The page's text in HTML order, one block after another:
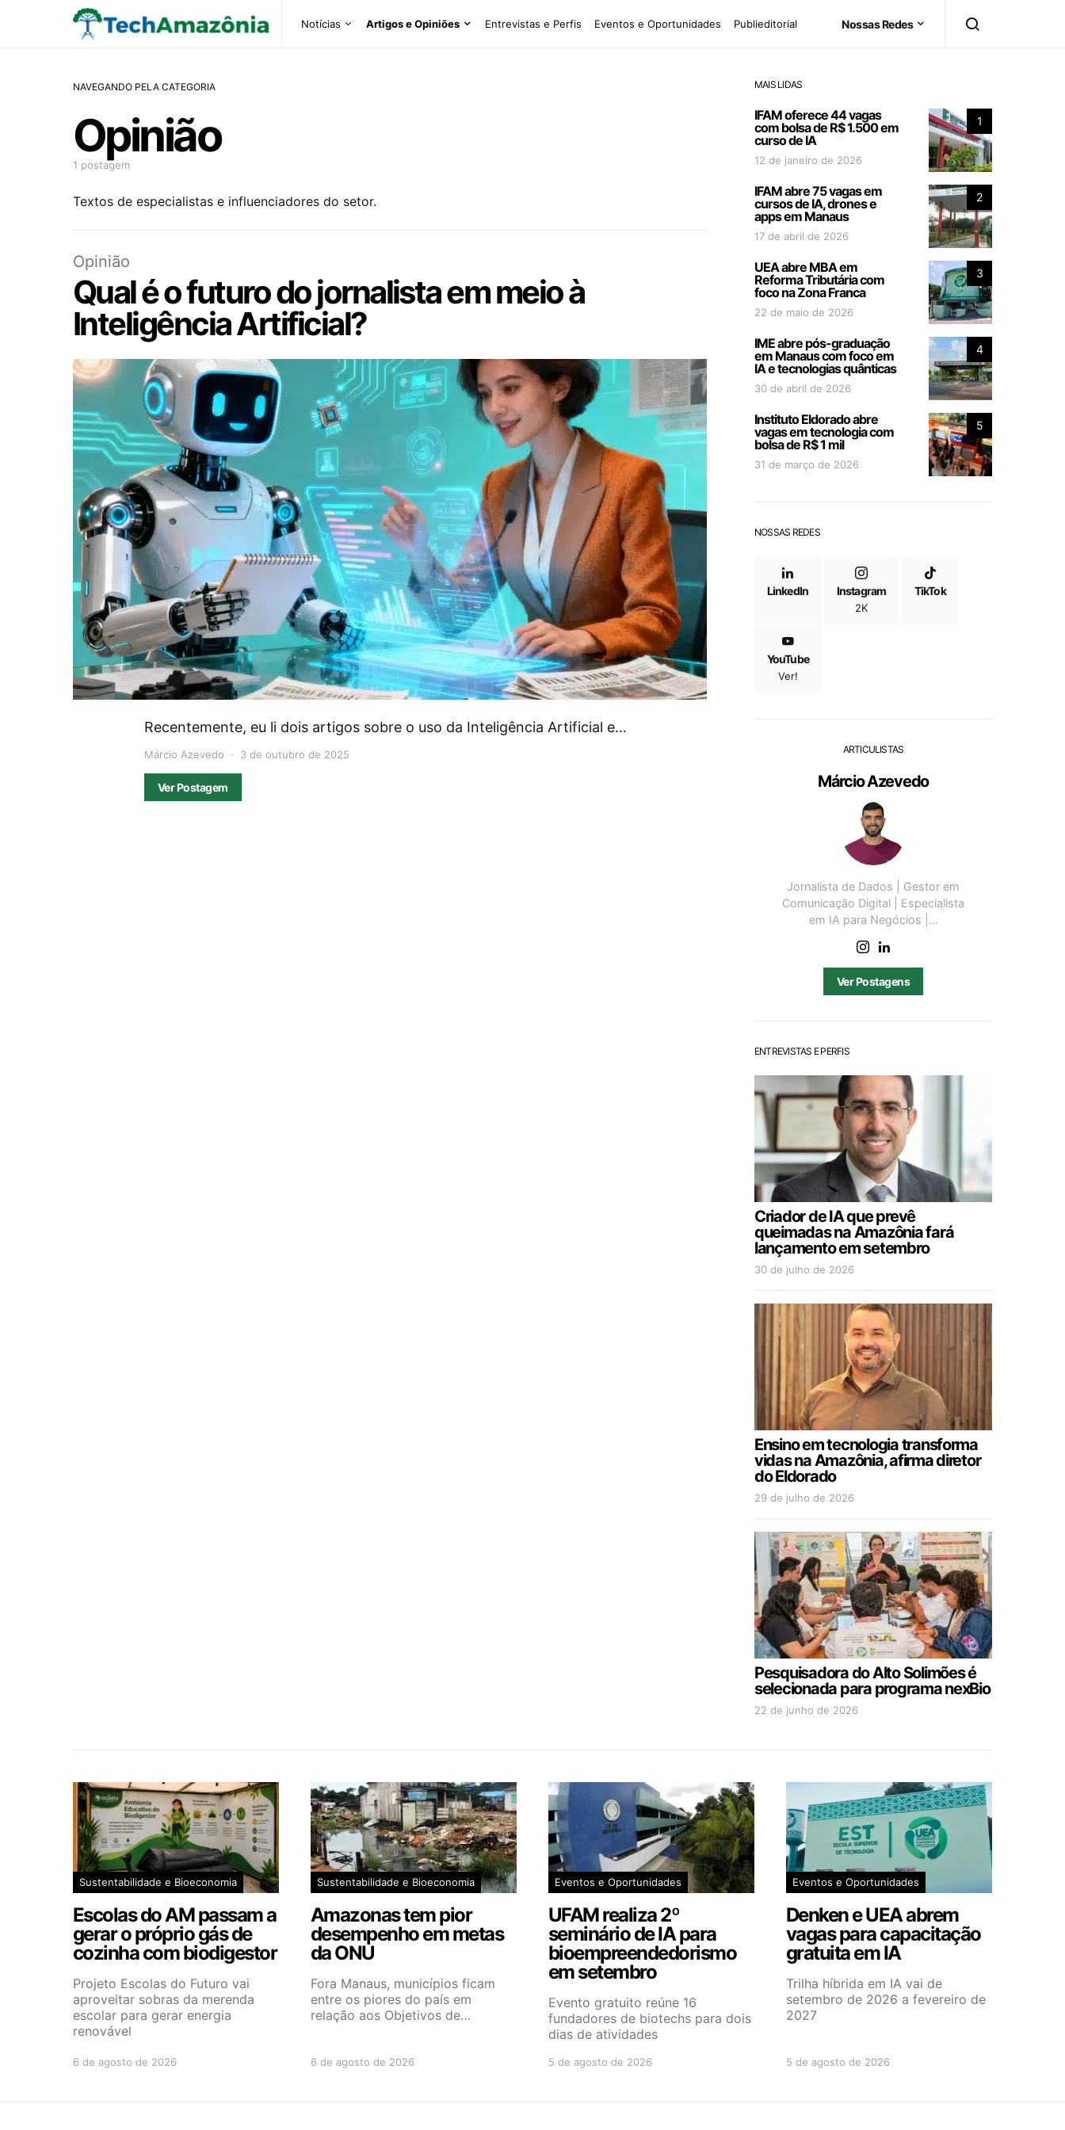
Notícias Artigos e Opiniões Entrevistas e Perfis Eventos e Oportunidades Publieditorial Nossas Redes
NAVEGANDO PELA CATEGORIA
Opinião
1 postagem
Textos de especialistas e influenciadores do setor.
Opinião
Qual é o futuro do jornalista em meio à
Inteligência Artificial?
Recentemente, eu li dois artigos sobre o uso da Inteligência Artificial e…
Márcio Azevedo 3 de outubro de 2025
Ver Postagem
MAIS LIDAS
1
IFAM oferece 44 vagas
com bolsa de R$ 1.500 em
curso de IA
12 de janeiro de 2026
2
IFAM abre 75 vagas em
cursos de IA, drones e
apps em Manaus
17 de abril de 2026
3
UEA abre MBA em
Reforma Tributária com
foco na Zona Franca
22 de maio de 2026
4
IME abre pós-graduação
em Manaus com foco em
IA e tecnologias quânticas
30 de abril de 2026
5
Instituto Eldorado abre
vagas em tecnologia com
bolsa de R$ 1 mil
31 de março de 2026
NOSSAS REDES
LinkedIn Instagram
2K
TikTok
YouTube
Ver!
ARTICULISTAS
Márcio Azevedo
Jornalista de Dados | Gestor em
Comunicação Digital | Especialista
em IA para Negócios |…
Ver Postagens
ENTREVISTAS E PERFIS
Criador de IA que prevê
queimadas na Amazônia fará
lançamento em setembro
30 de julho de 2026
Ensino em tecnologia transforma
vidas na Amazônia, afirma diretor
do Eldorado
29 de julho de 2026
Pesquisadora do Alto Solimões é
selecionada para programa nexBio
22 de junho de 2026
Sustentabilidade e Bioeconomia
Escolas do AM passam a
gerar o próprio gás de
cozinha com biodigestor
Projeto Escolas do Futuro vai
aproveitar sobras da merenda
escolar para gerar energia
renovável
6 de agosto de 2026
Sustentabilidade e Bioeconomia
Amazonas tem pior
desempenho em metas
da ONU
Fora Manaus, municípios ficam
entre os piores do país em
relação aos Objetivos de…
6 de agosto de 2026
Eventos e Oportunidades
UFAM realiza 2º
seminário de IA para
bioempreendedorismo
em setembro
Evento gratuito reúne 16
fundadores de biotechs para dois
dias de atividades
5 de agosto de 2026
Eventos e Oportunidades
Denken e UEA abrem
vagas para capacitação
gratuita em IA
Trilha híbrida em IA vai de
setembro de 2026 a fevereiro de
2027
5 de agosto de 2026